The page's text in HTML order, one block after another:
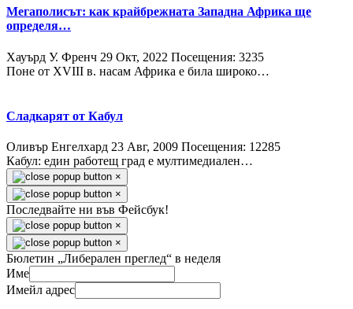
Мегаполисът: как крайбрежната Западна Африка ще
определя…
Хауърд У. Френч 29 Окт, 2022 Посещения: 3235
Поне от XVIII в. насам Африка е била широко…
Сладкарят от Кабул
Оливър Енгелхард 23 Авг, 2009 Посещения: 12285
Кабул: един работещ град е мултимедиален…
×
×
Последвайте ни във Фейсбук!
×
×
Бюлетин „Либерален преглед“ в неделя
Име
Имейл адрес